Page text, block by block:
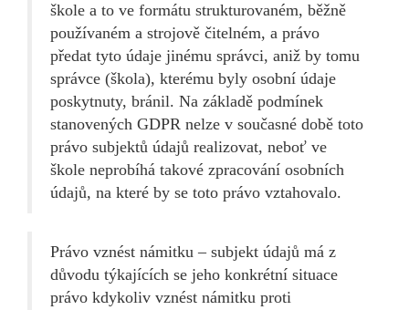
škole a to ve formátu strukturovaném, běžně
používaném a strojově čitelném, a právo
předat tyto údaje jinému správci, aniž by tomu
správce (škola), kterému byly osobní údaje
poskytnuty, bránil. Na základě podmínek
stanovených GDPR nelze v současné době toto
právo subjektů údajů realizovat, neboť ve
škole neprobíhá takové zpracování osobních
údajů, na které by se toto právo vztahovalo.
Právo vznést námitku – subjekt údajů má z
důvodu týkajících se jeho konkrétní situace
právo kdykoliv vznést námitku proti